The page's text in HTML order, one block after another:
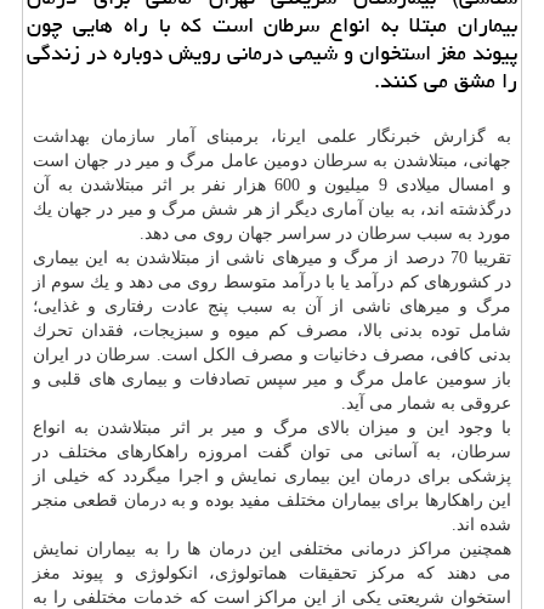
بیماران مبتلا به انواع سرطان است كه با راه هایی چون
پیوند مغز استخوان و شیمی درمانی رویش دوباره در زندگی
را مشق می كنند.
به گزارش خبرنگار علمی ایرنا، برمبنای آمار سازمان
بهداشت
جهانی، مبتلاشدن به سرطان دومین عامل مرگ و میر در جهان است
و امسال میلادی 9 میلیون و 600 هزار نفر بر اثر مبتلاشدن به آن
درگذشته اند، به بیان آماری دیگر از هر شش مرگ و میر در جهان یك
مورد به سبب سرطان در سراسر جهان روی می دهد.
تقریبا 70 درصد از مرگ و میرهای ناشی از مبتلاشدن به این بیماری
در كشورهای كم درآمد یا با درآمد متوسط روی می دهد و یك سوم از
مرگ و میرهای ناشی از آن به سبب پنج عادت رفتاری و غذایی؛
شامل توده بدنی بالا، مصرف كم میوه و سبزیجات، فقدان تحرك
بدنی كافی، مصرف دخانیات و مصرف الكل است. سرطان در ایران
باز سومین عامل مرگ و میر سپس تصادفات و بیماری های قلبی و
عروقی به شمار می آید.
با وجود این و میزان بالای مرگ و میر بر اثر مبتلاشدن به انواع
سرطان، به آسانی می توان گفت امروزه راهكارهای مختلف در
پزشكی برای درمان این بیماری نمایش و اجرا میگردد كه خیلی از
این راهكارها برای بیماران مختلف مفید بوده و بهدرمان قطعی منجر
شده اند.
همچنین مراكز درمانی مختلفی ایندرمان ها را به بیماران نمایش
می دهند كه مركز تحقیقات هماتولوژی، انكولوژی و پیوند مغز
استخوان شریعتی یكی از این مراكز است كه خدمات مختلفی را به